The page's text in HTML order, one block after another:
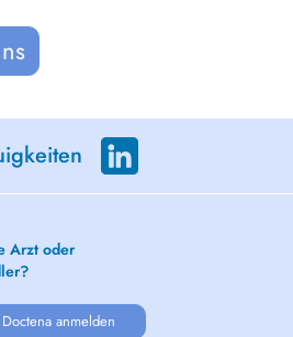
Arzt oder
anmelden